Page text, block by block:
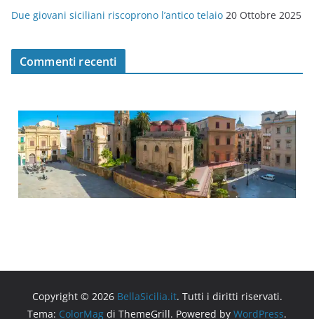
Due giovani siciliani riscoprono l’antico telaio 20 Ottobre 2025
Commenti recenti
Copyright © 2026 BellaSicilia.it. Tutti i diritti riservati.
Tema: ColorMag di ThemeGrill. Powered by WordPress.